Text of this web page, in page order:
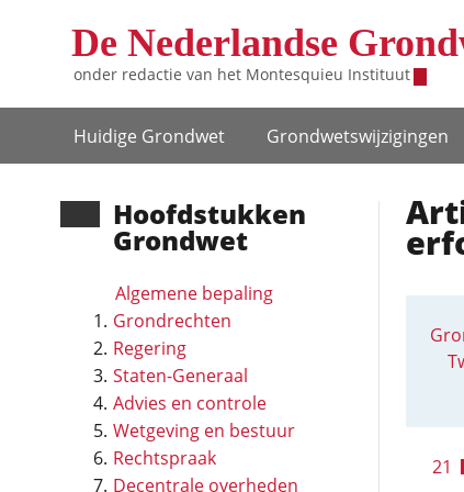
De Nederlandse
onder redactie van het Montesquieu Instituut
Hoofdnavigatie
Huidige Grondwet Grondwets­wijzigingen
Hoofd­stukken
Grondwet
Algemene bepaling
Grondrechten
Regering
Staten-Generaal
Advies en controle
Wetgeving en bestuur
Rechtspraak
Decentrale overheden
21